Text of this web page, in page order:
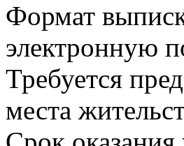
Формат
электронную
Требуется
места